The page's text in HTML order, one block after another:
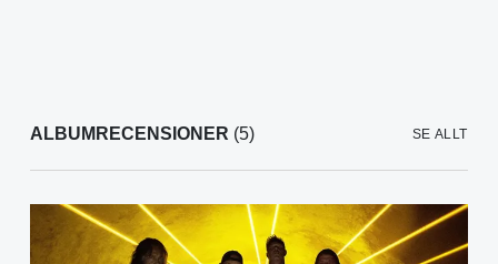
ALBUMRECENSIONER (5) SE ALLT